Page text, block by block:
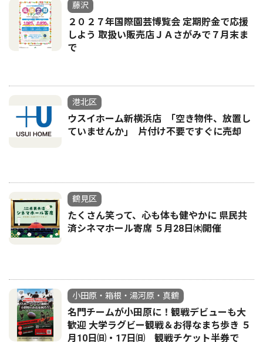
藤沢
２０２７年国際園芸博覧会 定期貯金で応援
しよう 取扱い販売店ＪＡさがみで７月末ま
で
港北区
ウスイホーム新横浜店 ｢空き物件、放置し
ていませんか｣ 片付け不要ですぐに売却
鶴見区
たくさん笑って、心も体も健やかに 県民共
済シネマホール寄席 ５月28日㈭開催
小田原・箱根・湯河原・真鶴
名門チームが小田原に！観戦デビューも大
歓迎 大学ラグビー観戦＆お得なまち歩き ５
月10日㈰・17日㈰ 観戦チケット半券で